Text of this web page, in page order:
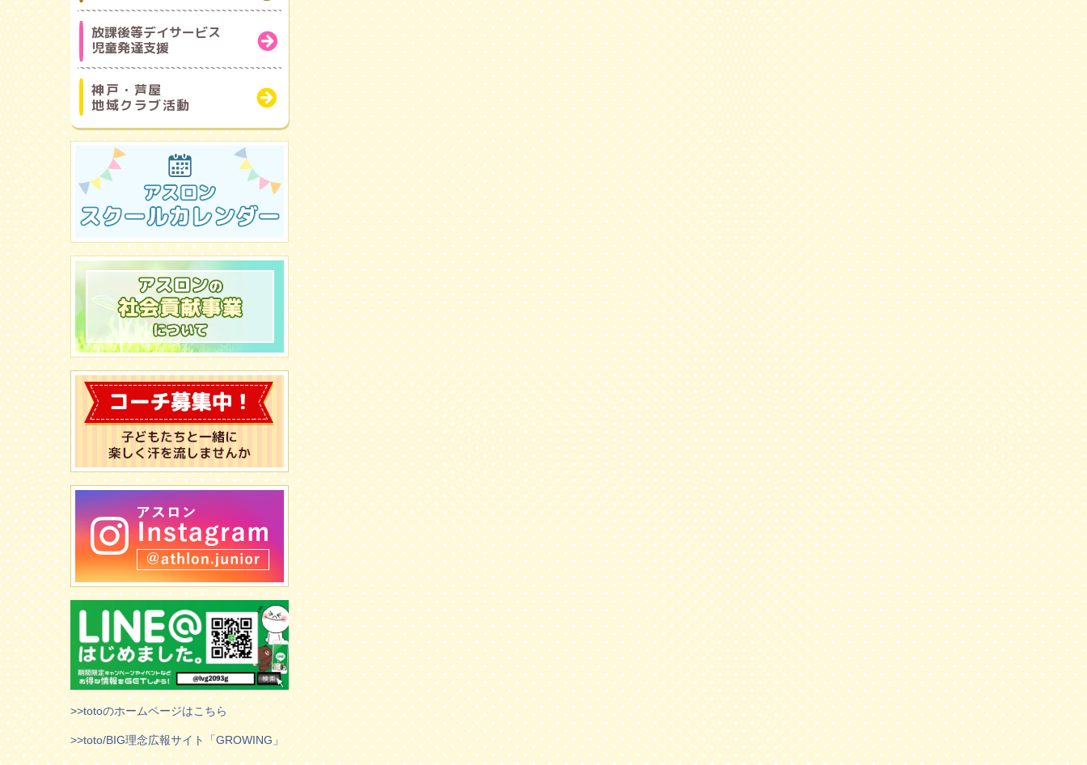
放課後等デイサービス
児童発達支援
神戸・芦屋
地域クラブ活動
>>totoのホームページはこちら
>>toto/BIG理念広報サイト「GROWING」